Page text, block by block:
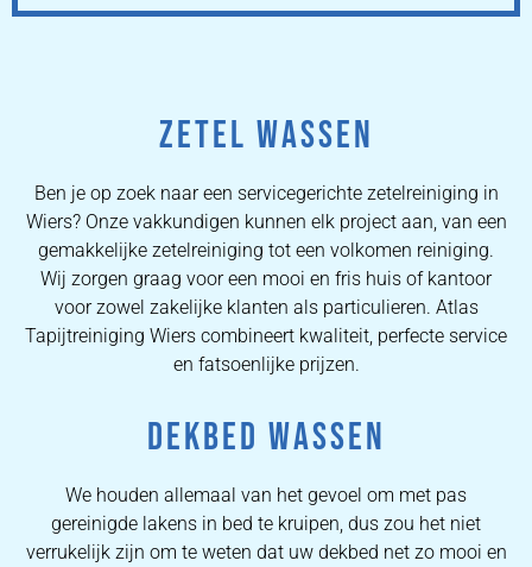
ZETEL WASSEN
Ben je op zoek naar een servicegerichte zetelreiniging in
Wiers? Onze vakkundigen kunnen elk project aan, van een
gemakkelijke zetelreiniging tot een volkomen reiniging.
Wij zorgen graag voor een mooi en fris huis of kantoor
voor zowel zakelijke klanten als particulieren. Atlas
Tapijtreiniging Wiers combineert kwaliteit, perfecte service
en fatsoenlijke prijzen.
DEKBED WASSEN
We houden allemaal van het gevoel om met pas
gereinigde lakens in bed te kruipen, dus zou het niet
verrukelijk zijn om te weten dat uw dekbed net zo mooi en